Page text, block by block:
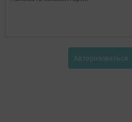
Авторизоваться